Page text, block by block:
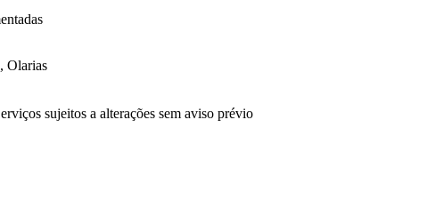
Olarias
sujeitos a alterações sem aviso prévio